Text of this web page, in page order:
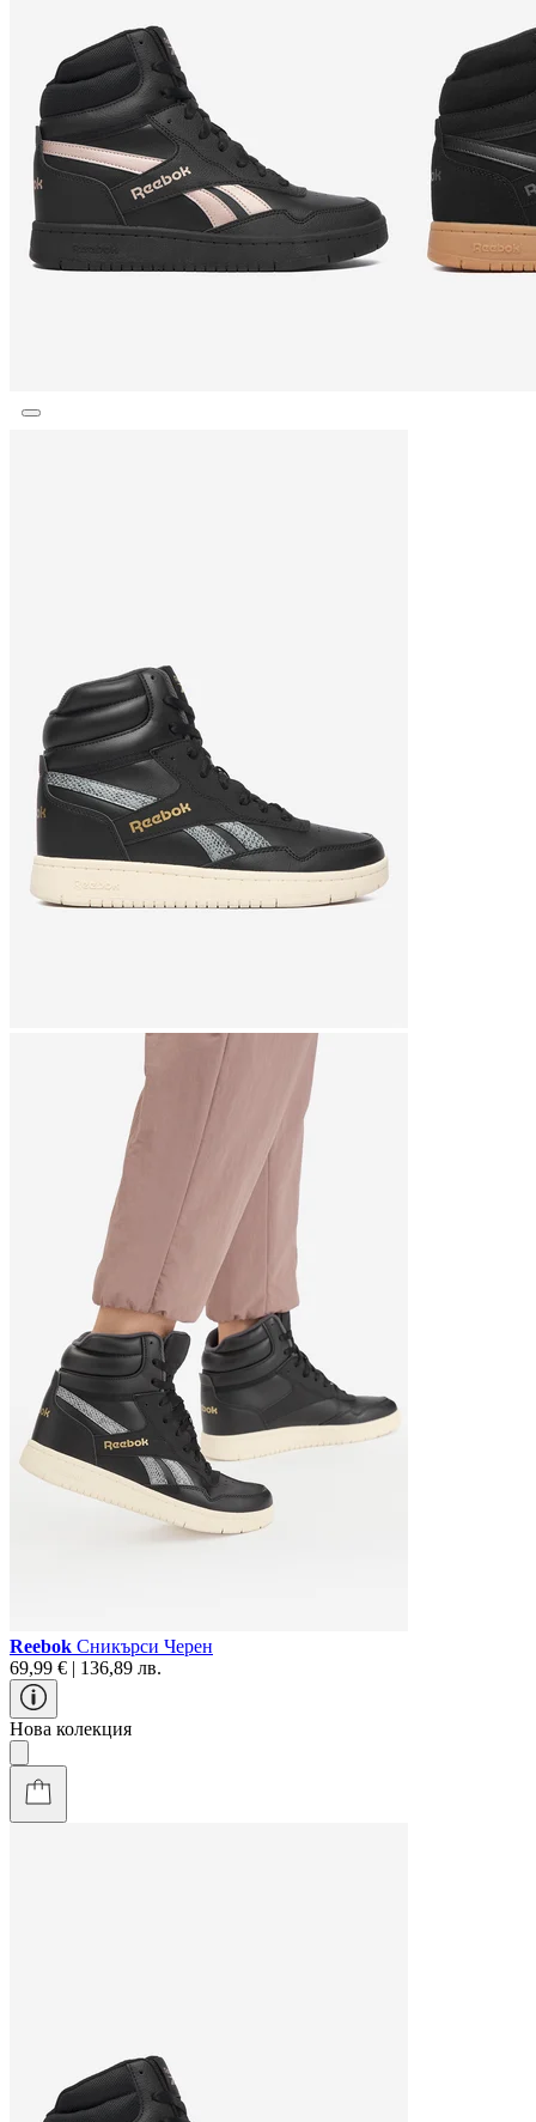
Reebok Сникърси Черен
69,99 € | 136,89 лв.
Нова колекция